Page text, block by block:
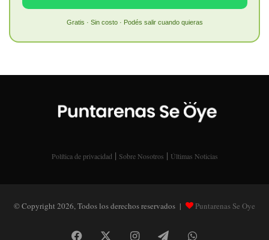
Gratis · Sin costo · Podés salir cuando quieras
Política de privacidad | Sobre Nosotros | Últimas Noticias
© Copyright 2026, Todos los derechos reservados | Puntarenas Se Oye
Facebook InstagramTelegramWhatsApp